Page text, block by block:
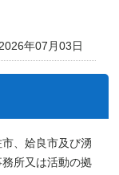
年07月03日
、姶良市及び湧
所又は活動の拠